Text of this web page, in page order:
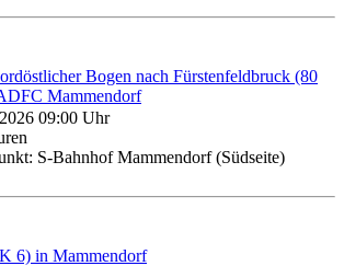
Bogen nach Fürstenfeldbruck (80
Mammendorf
09:00 Uhr
S-Bahnhof Mammendorf (Südseite)
6) in Mammendorf